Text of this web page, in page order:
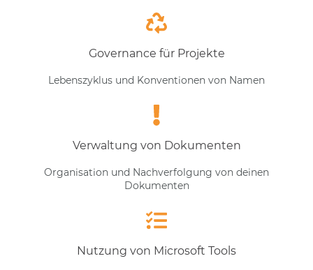
Governance für Projekte
Lebenszyklus und Konventionen von Namen
Verwaltung von Dokumenten
Organisation und Nachverfolgung von deinen
Dokumenten
Nutzung von Microsoft Tools